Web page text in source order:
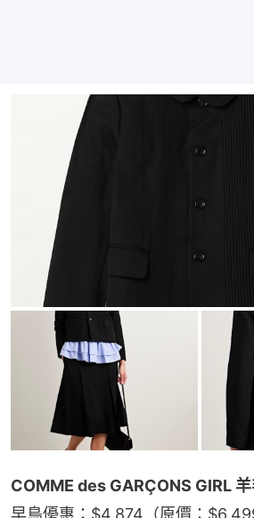
COMME des GARÇONS GIRL
早鳥優惠：$4,874（原價：